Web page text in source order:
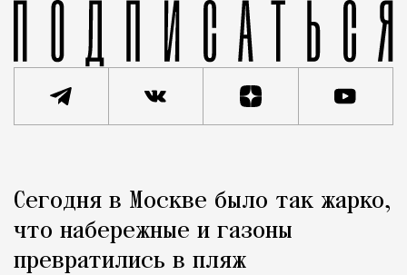
Город
Сегодня в Москве было так жарко,
что набережные и газоны
превратились в пляж